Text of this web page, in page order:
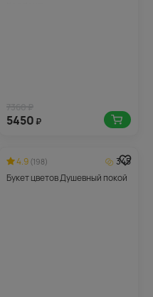
5450 ₽
4.9 (198)
345
Букет цветов Душевный покой